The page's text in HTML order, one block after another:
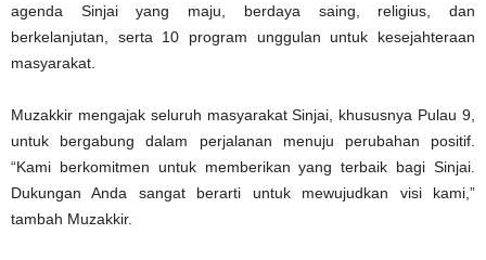
agenda Sinjai yang maju, berdaya saing, religius, dan
berkelanjutan, serta 10 program unggulan untuk kesejahteraan
masyarakat.
Muzakkir mengajak seluruh masyarakat Sinjai, khususnya Pulau 9,
untuk bergabung dalam perjalanan menuju perubahan positif.
“Kami berkomitmen untuk memberikan yang terbaik bagi Sinjai.
Dukungan Anda sangat berarti untuk mewujudkan visi kami,”
tambah Muzakkir.